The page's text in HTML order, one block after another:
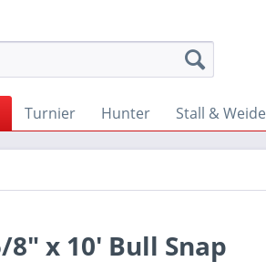
Turnier Hunter Stall & Weide
x 10′ Bull Snap